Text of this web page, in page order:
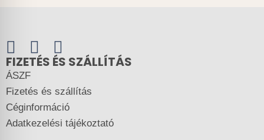
FIZETÉS ÉS SZÁLLÍTÁS
ÁSZF
Fizetés és szállítás
Céginformáció
Adatkezelési tájékoztató